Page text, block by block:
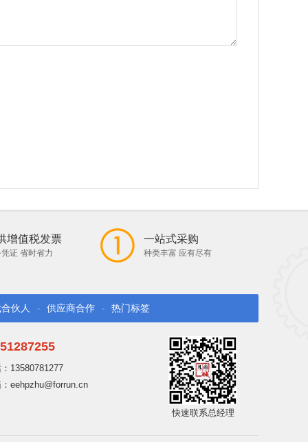
增值税发票
证 省时省力
一站式采购
种类丰富 应有尽有
伙人 - 供应商合作 - 热门标签
13580781277
eehpzhu@forrun.cn
快速联系总经理